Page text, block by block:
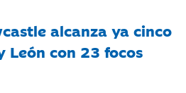
alcanza ya cinco
León con 23 focos